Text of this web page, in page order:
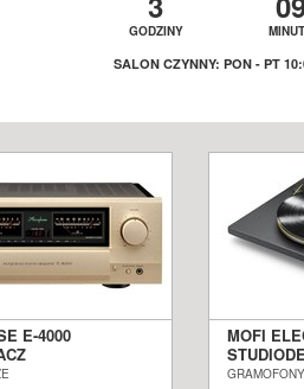
GODZINY
SALON CZYNNY: PON - PT
E-4000
SALON
MOFI
SALON
GRAMOFONY